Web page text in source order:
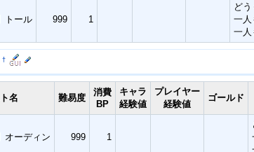
トール 999 1
ど
一人
一人
†
名 難易度
消費
BP
キャラ
経験値
プレイヤー
経験値
ゴールド
オーディン 999 1